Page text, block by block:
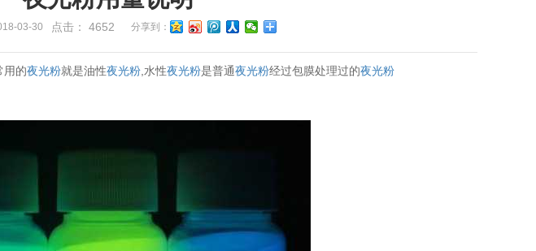
03-30 点击： 4652 分享到：
用的夜光粉就是油性夜光粉 ,水性夜光粉是普通夜光粉经过包膜处理过的夜光粉